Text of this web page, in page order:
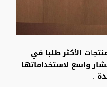
الأكثر طلبا في
واسع لاستخداماتها
.